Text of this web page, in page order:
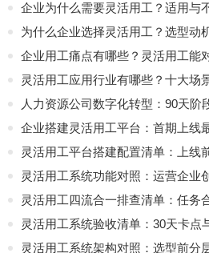
企业为什么需要灵活用工？适用与
为什么企业选择灵活用工？选型动
企业用工痛点有哪些？灵活用工能
灵活用工应用行业有哪些？十大场
人力资源公司数字化转型：90天阶
企业搭建灵活用工平台：首期上线
灵活用工平台搭建配置清单：上线
灵活用工系统功能对照：运营企业
灵活用工四流合一排查清单：任务
灵活用工系统验收清单：30天卡点
灵活用工系统架构对照：选型前分